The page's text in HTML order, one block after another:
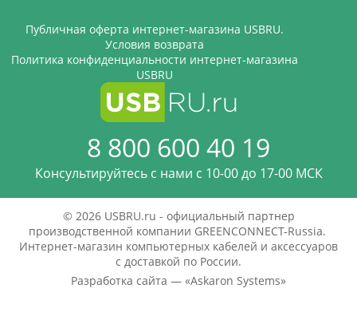
Публичная оферта интернет-магазина USBRU.
Условия возврата
Политика конфиденциальности интернет-магазина
USBRU
8 800 600 40 19
Консультируйтесь с нами c 10-00 до 17-00 МСК
© 2026 USBRU.ru - официальный партнер
производственной компании GREENCONNECT-Russia.
Интернет-магазин компьютерных кабелей и аксессуаров
с доставкой по России.
Разработка сайта — «Askaron Systems»